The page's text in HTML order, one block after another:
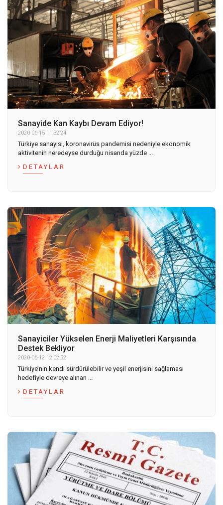
Sanayide Kan Kaybı Devam Ediyor!
2020-06-15 11:32:24
Türkiye sanayisi, koronavirüs pandemisi nedeniyle ekonomik
aktivitenin neredeyse durduğu nisanda yüzde ...
DETAYLAR
Sanayiciler Yükselen Enerji Maliyetleri Karşısında
Destek Bekliyor
2020-06-12 12:02:32
Türkiye’nin kendi sürdürülebilir ve yeşil enerjisini sağlaması
hedefiyle devreye alınan ...
DETAYLAR